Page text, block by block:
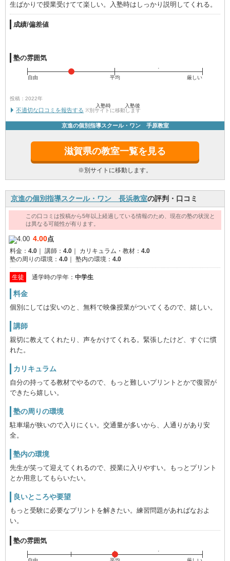
生ばかりで授業受けてて楽しい。入塾時はしっかり説明してくれる。
成績/偏差値
入塾時 入塾後
塾の雰囲気
自由 平均 厳しい
投稿：2022年
不適切な口コミを報告する ※別サイトに移動します
京進の個別指導スクール・ワン 手原教室
滋賀県の教室一覧を見る
※別サイトに移動します。
京進の個別指導スクール・ワン 長浜教室の評判・口コミ
この口コミは投稿から5年以上経過している情報のため、現在の塾の状況と
は異なる可能性が有ります。
4.00点
料金： 4.0 講師： 4.0 カリキュラム・教材： 4.0
塾の周りの環境： 4.0 塾内の環境： 4.0
生徒 通学時の学年： 中学生
料金
個別にしては安いのと、無料で映像授業がついてくるので、嬉しい。
講師
親切に教えてくれたり、声をかけてくれる。緊張したけど、すぐに慣
れた。
カリキュラム
自分の持ってる教材でやるので、もっと難しいプリントとかで復習が
できたら嬉しい。
塾の周りの環境
駐車場が狭いので入りにくい。交通量が多いから、人通りがあり安
全。
塾内の環境
先生が笑って迎えてくれるので、授業に入りやすい。もっとプリント
とか用意してもらいたい。
良いところや要望
もっと受験に必要なプリントを解きたい。練習問題があればなおよ
い。
塾の雰囲気